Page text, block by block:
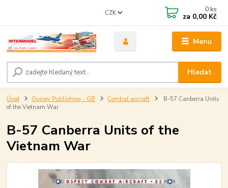
Menu
CZK
Hledat
0 ks
za 0,00 Kč
Úvod Osprey Publishing - GB Combat aircraft
B-57 Canberra Units
of the Vietnam War
B-57 Canberra Units of the
Vietnam War